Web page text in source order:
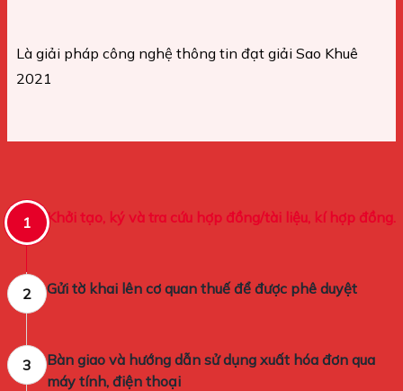
Là giải pháp công nghệ thông tin đạt giải Sao Khuê
2021
1 Khởi tạo, ký và tra cứu hợp đồng/tài liệu, kí hợp đồng.
2 Gửi tờ khai lên cơ quan thuế để được phê duyệt
3
Bàn giao và hướng dẫn sử dụng xuất hóa đơn qua
máy tính, điện thoại